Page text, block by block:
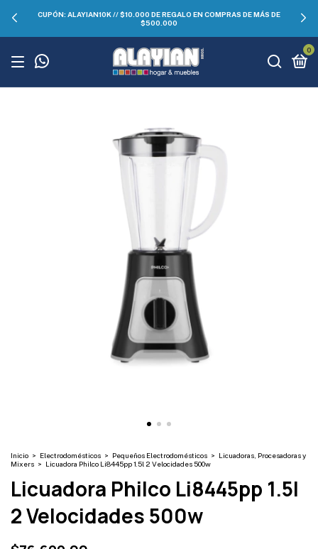
CUPÓN: ALAYIAN10K // $10.000 DE REGALO EN COMPRAS DE MÁS DE
$500.000
0
Inicio > Electrodomésticos > Pequeños Electrodomésticos > Licuadoras, Procesadoras y
Mixers > Licuadora Philco Li8445pp 1.5l 2 Velocidades 500w
Licuadora Philco Li8445pp 1.5l
2 Velocidades 500w